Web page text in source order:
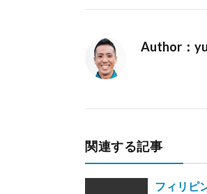
Author：
関連する記事
フィリピ